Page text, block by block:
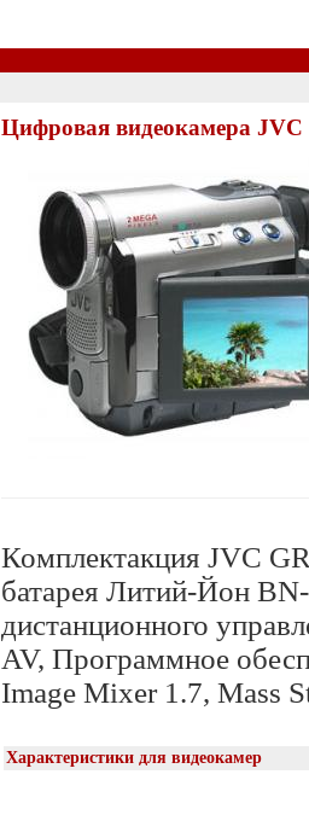
Цифровая видеокамера
Комплектакция JVC
батарея Литий-Йон
дистанционного
AV, Программное
Image Mixer 1.7, Mass
Характеристики для видеокамер